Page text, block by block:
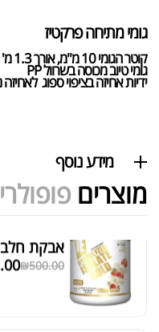
גומי מתיחה פרקטיז
קוטר הגומי 10 מ"מ, אורך 1.3 מ'
גומי טיוב מכוסה בשרוול PP
ידיות אחיזה בציפוי ספוג
מידע נוסף
מוצרים
מציג 1–6 מתוך 524 תוצאות
סידור ברירת מחדל
אבקת
₪500.00